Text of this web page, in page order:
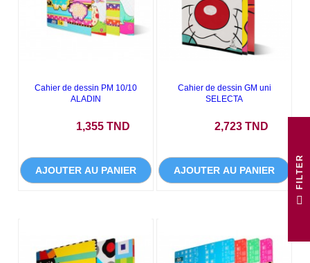
Cahier de dessin PM 10/10
ALADIN
1,355 TND
AJOUTER AU PANIER
Cahier de dessin GM uni
SELECTA
2,723 TND
AJOUTER AU PANIER R